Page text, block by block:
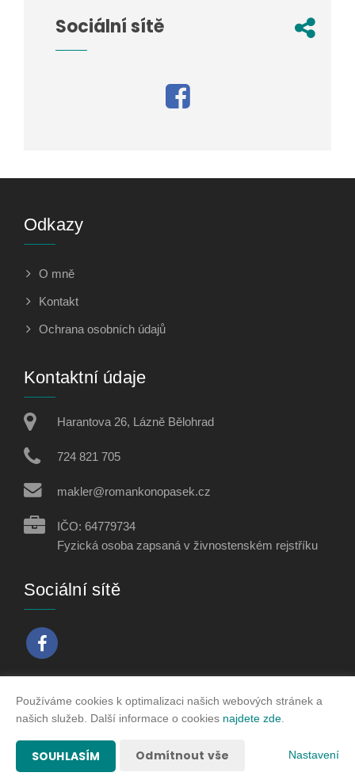
Sociální sítě
Odkazy
O mně
Kontakt
Ochrana osobních údajů
Kontaktní údaje
Harantova 26, Lázně Bělohrad
724 821 705
makler@romankonopasek.cz
IČO: 64779734
Fyzická osoba zapsaná v živnostenském rejstříku
Sociální sítě
Vytvořeno v systémuCHYTRÝ WEB MAKLÉŘE
Používáme cookies k optimalizaci našich webových stránek a
našich služeb. Další informace o cookies najdete zde
SOUHLASÍM Odmítnout vše Nastavení